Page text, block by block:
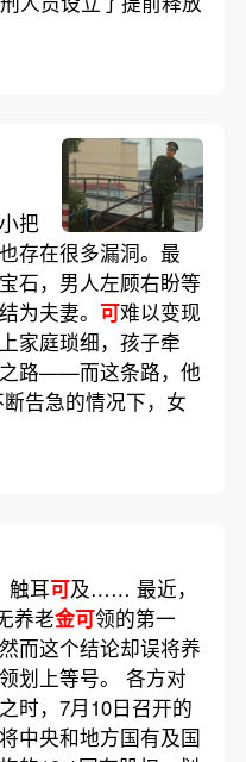
把
存在很多漏洞。最
石，男人左顾右盼等
为夫妻。 可难以变现
家庭琐细，孩子牵
路——而这条路，他
告急的情况下，女
触耳可及…… 最近，
养老金可领的第一
而这个结论却误将养
划上等号。 各方对
时，7月10日召开的
中央和地方国有及国